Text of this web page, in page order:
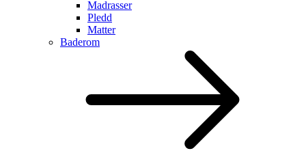
Madrasser
Pledd
Matter
Baderom